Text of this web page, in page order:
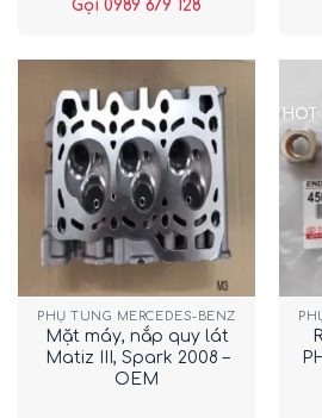
Gọi 0989 679 128
PHỤ TÙNG MERCEDES-BENZ
Mặt máy, nắp quy lát
Matiz III, Spark 2008 –
OEM
HOT